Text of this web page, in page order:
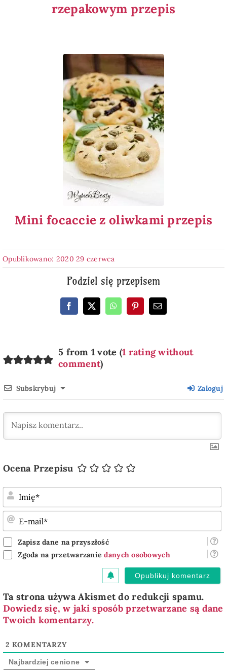
rzepakowym przepis
Mini focaccie z oliwkami przepis
Opublikowano: 2020 29 czerwca
Podziel się przepisem
5 from 1 vote (1 rating without
comment)
Subskrybuj Zaloguj
Ocena Przepisu
Zapisz dane na przyszłość
Zgoda na przetwarzaniedanych osobowych
Ta strona używa Akismet do redukcji spamu.
Dowiedz się, w jaki sposób przetwarzane są dane
Twoich komentarzy.
2 KOMENTARZY
Najbardziej cenione